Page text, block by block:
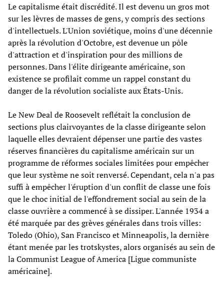
Le capitalisme était discrédité. Il est devenu un gros mot
sur les lèvres de masses de gens, y compris des sections
d'intellectuels. L'Union soviétique, moins d'une décennie
après la révolution d'Octobre, est devenue un pôle
d'attraction et d'inspiration pour des millions de
personnes. Dans l'élite dirigeante américaine, son
existence se profilait comme un rappel constant du
danger de la révolution socialiste aux États-Unis.
Le New Deal de Roosevelt reflétait la conclusion de
sections plus clairvoyantes de la classe dirigeante selon
laquelle elles devraient dépenser une partie des vastes
réserves financières du capitalisme américain sur un
programme de réformes sociales limitées pour empêcher
que leur système ne soit renversé. Cependant, cela n'a pas
suffi à empêcher l'éruption d'un conflit de classe une fois
que le choc initial de l'effondrement social au sein de la
classe ouvrière a commencé à se dissiper. L'année 1934 a
été marquée par des grèves générales dans trois villes:
Toledo (Ohio), San Francisco et Minneapolis, la dernière
étant menée par les trotskystes, alors organisés au sein de
la Communist League of America [Ligue communiste
américaine].